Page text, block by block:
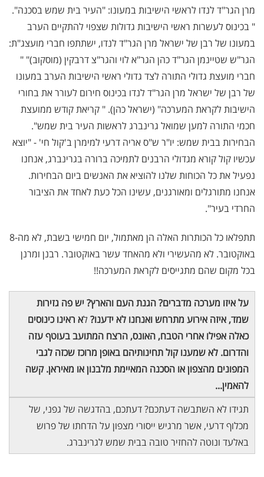
מרן הגר"ד לנדו לראשי הישיבות במעונו: "העיר בית שמש בסכנה".
" בכינוס לעשרות ראשי הישיבות גדולות שצפוי להתקיים הערב
במעונו של רבן של ישראל מרן הגר"ד לנדו, ישתתפו חברי מועצג"ת:
הגר"ש שטיינמן הגר"ד כהן הגר"א לוי והגר"צ דרבקין (מוסקוב)" "
חברי מועצת גדולי התורה לצד גדולי ראשי הישיבות הערב במעונו
של רבן של ישראל מרן הגר"ד לנדו בכינוס חירום לעורר את בחורי
הישיבות לקראת המערכה" (ישראל כהן). " קריאת קודש ממועצת
חכמי התורה למען שמואל גרינברג לראשות העיר בית שמש".
הבחירות בבית שמש: יו"ר ש"ס אריה דרעי למימרן ב'קול חי' - "יוצא
עכשיו קול קורא מגדולי הרבנים לתמיכה ברורה בגרינברג, אנחנו
נפעיל את כל הכוחות שלנו להוציא את האנשים ביום הבחירות.
אנחנו מתורגלים ומאורגנים, עשינו הכל כעת לאחד את הציבור
החרדי בעיר".
תתפלאו כל הכותרות האלה הן מאתמול, יום חמישי בשבת, לא מה-8
באוקטובר. לא מהעשירי ולא מהאחד עשר באוקטובר. רבנן ומרנן
בכל מקום שהם מתגייסים לקראת המערכה!!
על איזו מערכה מדברים? הגנת העם והארץ? יש פה גזירות
שמד, איזה אירוע מתרחש ואנחנו לא ידענו?לא ראינו כינוסים
כאלה אפילו אחרי הטבח, האונס, הרצח המתועב בעוטף עזה
והדרום. לא שמענו קול תחינותיהם באופן מרוכז שכזה לגבי
המפונים מהצפון או הסכנה המאיימת מלבנון או מאיראן. קשה
להאמין...
תגידו לא השתבשה דעתכם? דעתכם, בהדגשה של גפני, של
מכלוף דרעי, אשר מרגיש ייסורי מצפון על הדחתו של פרוש
באלעד ונוטה להחזיר טובה בבית שמש לגרינברג.